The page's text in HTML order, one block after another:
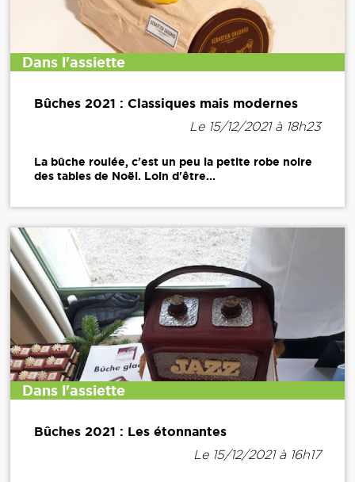
Dans l'assiette
Bûches 2021 : Classiques mais modernes
Le 15/12/2021 à 18h23
La bûche roulée, c'est un peu la petite robe noire
des tables de Noël. Loin d'être...
Dans l'assiette
Bûches 2021 : Les étonnantes
Le 15/12/2021 à 16h17